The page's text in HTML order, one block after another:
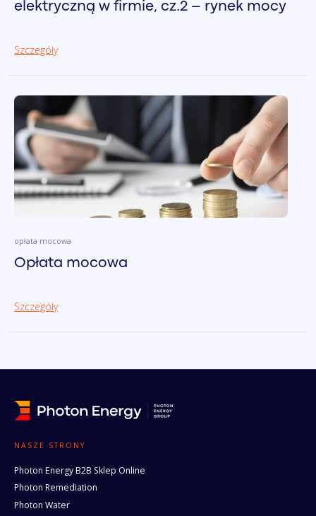
elektryczną w firmie, cz.2 – rynek mocy
Szczegóły
opłata mocowa
Opłata mocowa
Szczegóły
NASZE STRONY
Photon Energy B2B Sklep Online
Photon Remediation
Photon Water